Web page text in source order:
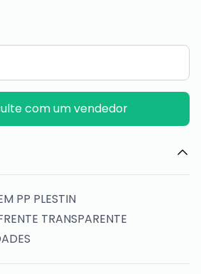
com um vendedor
PP PLESTIN
TRANSPARENTE